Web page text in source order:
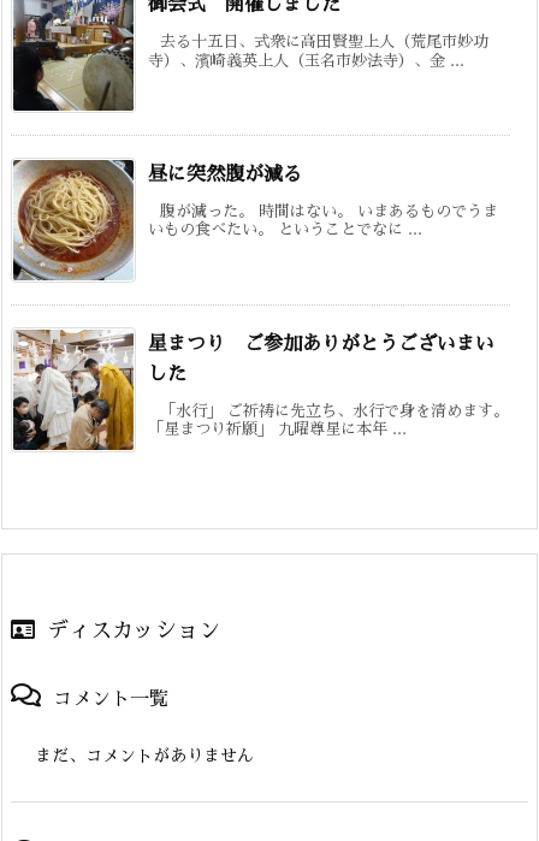
御会式 開催しました
去る十五日、式衆に高田賢聖上人（荒尾市妙功
寺）、濱崎義英上人（玉名市妙法寺）、金 ...
昼に突然腹が減る
腹が減った。 時間はない。 いまあるものでうま
いもの食べたい。 ということでなに ...
星まつり ご参加ありがとうございまい
した
「水行」 ご祈祷に先立ち、水行で身を清めます。
「星まつり祈願」 九曜尊星に本年 ...
ディスカッション
コメント一覧
まだ、コメントがありません